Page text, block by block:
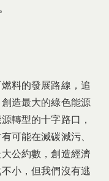
料的發展路線，追
造最大的綠色能源
轉型的十字路口，
可能在減碳減污、
公約數，創造經濟
小，但我們沒有逃